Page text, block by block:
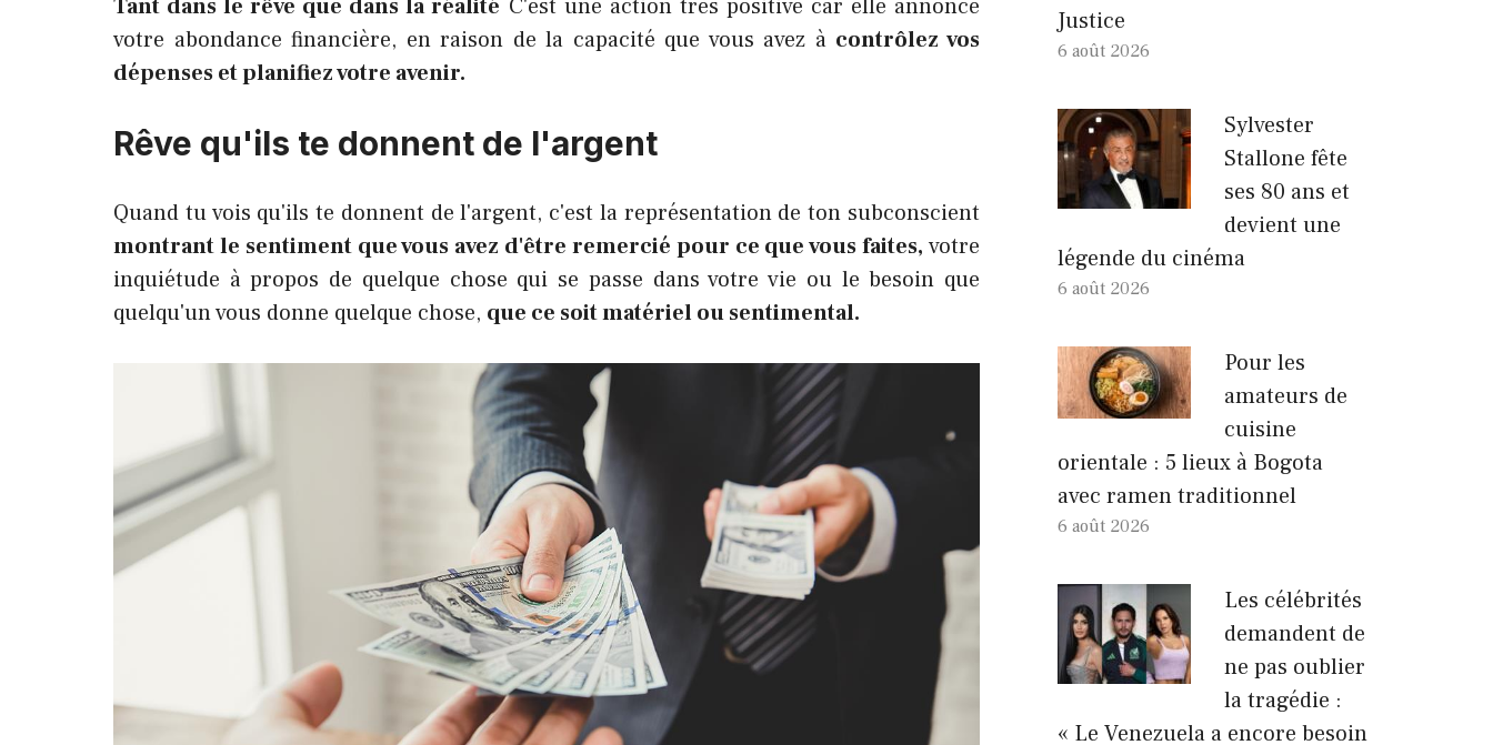
Tant dans le rêve que dans la réalité C'est une action très positive car elle annonce
votre abondance financière, en raison de la capacité que vous avez à contrôlez vos
dépenses et planifiez votre avenir.
Rêve qu'ils te donnent de l'argent
Quand tu vois qu'ils te donnent de l'argent, c'est la représentation de ton subconscient
montrant le sentiment que vous avez d'être remercié pour ce que vous faites, votre
inquiétude à propos de quelque chose qui se passe dans votre vie ou le besoin que
quelqu'un vous donne quelque chose, que ce soit matériel ou sentimental.
Justice
6 août 2026
Sylvester
Stallone fête
ses 80 ans et
devient une
légende du cinéma
6 août 2026
Pour les
amateurs de
cuisine
orientale : 5 lieux à Bogota
avec ramen traditionnel
6 août 2026
Les célébrités
demandent de
ne pas oublier
la tragédie :
« Le Venezuela a encore besoin